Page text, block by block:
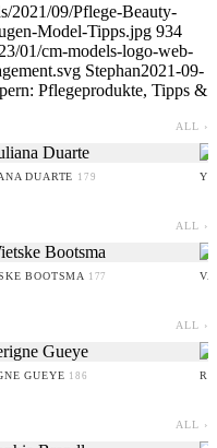
2021/09/Pflege-Beauty-
Model-Tipps.jpg 934
01/cm-models-logo-web-
Stephan2021-09-
Pflegeprodukte, Tipps &
ALL ›
DUARTE 179
ALL ›
BOOTSMA 177
ALL ›
GUEYE 186
ALL ›